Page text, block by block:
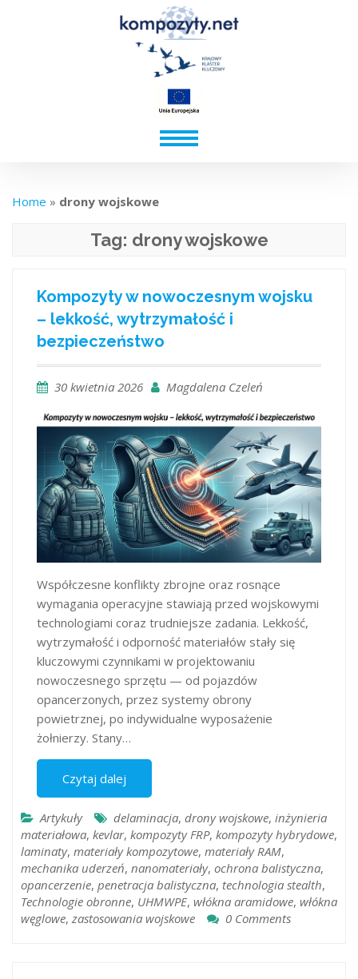
Home » drony wojskowe
Tag: drony wojskowe
Kompozyty w nowoczesnym wojsku
– lekkość, wytrzymałość i
bezpieczeństwo
30 kwietnia 2026 Magdalena Czeleń
Współczesne konflikty zbrojne oraz rosnące
wymagania operacyjne stawiają przed wojskowymi
technologiami coraz trudniejsze zadania. Lekkość,
wytrzymałość i odporność materiałów stały się
kluczowymi czynnikami w projektowaniu
nowoczesnego sprzętu — od pojazdów
opancerzonych, przez systemy obrony
powietrznej, po indywidualne wyposażenie
żołnierzy. Stany…
Czytaj dalej
Artykuły delaminacja, drony wojskowe, inżynieria
materiałowa, kevlar, kompozyty FRP, kompozyty hybrydowe,
laminaty, materiały kompozytowe, materiały RAM,
mechanika uderzeń, nanomateriały, ochrona balistyczna,
opancerzenie, penetracja balistyczna, technologia stealth,
Technologie obronne, UHMWPE, włókna aramidowe, włókna
węglowe, zastosowania wojskowe 0 Comments